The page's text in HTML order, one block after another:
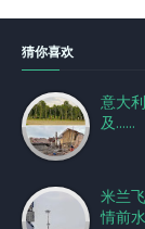
猜你喜欢
意大
及......
米兰
情前